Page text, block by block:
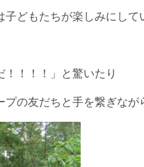
子どもたちが楽しみにして
！！！！」と驚いたり
の友だちと手を繋ぎなが